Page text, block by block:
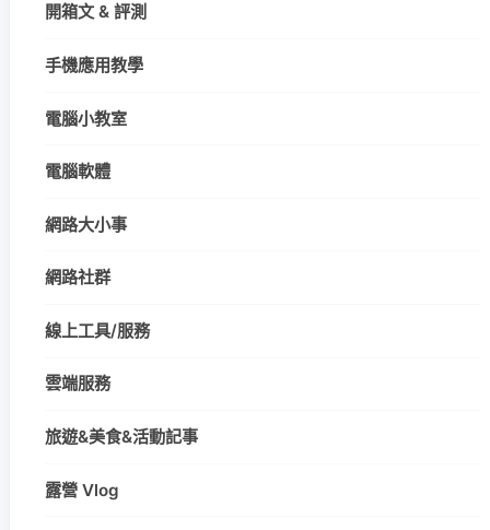
開箱文 & 評測
手機應用教學
電腦小教室
電腦軟體
網路大小事
網路社群
線上工具/服務
雲端服務
旅遊&美食&活動記事
露營 Vlog